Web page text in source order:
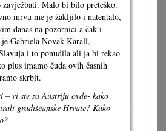
zavježbati. Malo bi bilo preteško.
mrvu me je žakljilo i natentalo,
danas na pozornici a čak i
Gabriela Novak-Karall,
i to ponudila ali ja bi rekao
plus imamo čuda ovih časnih
skrbit.
– vi ste za Austriju ovde- kako
gradišćanske Hrvate? Kako